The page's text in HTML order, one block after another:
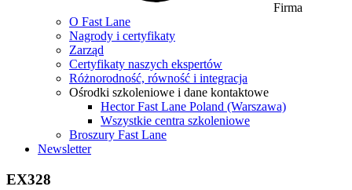
Firma
O Fast Lane
Nagrody i certyfikaty
Zarząd
Certyfikaty naszych ekspertów
Różnorodność, równość i integracja
Ośrodki szkoleniowe i dane kontaktowe
Hector Fast Lane Poland (Warszawa)
Wszystkie centra szkoleniowe
Broszury Fast Lane
Newsletter
EX328